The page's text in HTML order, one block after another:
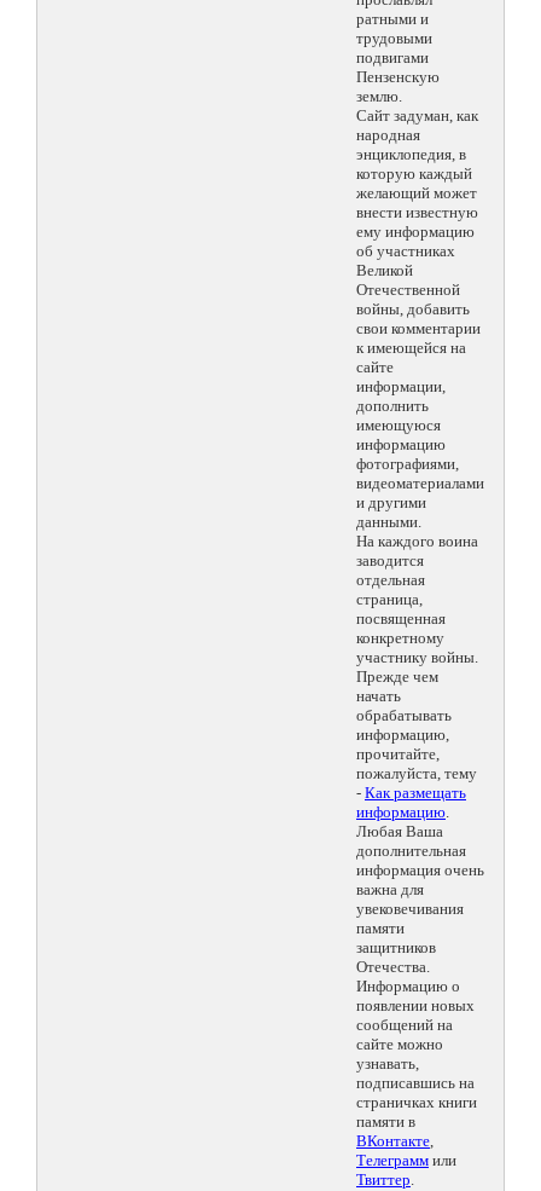
ратными и
трудовыми
подвигами
Пензенскую
землю.
Сайт задуман, как
народная
энциклопедия, в
которую каждый
желающий может
внести известную
ему информацию
об участниках
Великой
Отечественной
войны, добавить
свои комментарии
к имеющейся на
сайте
информации,
дополнить
имеющуюся
информацию
фотографиями,
видеоматериалами
и другими
данными.
На каждого воина
заводится
отдельная
страница,
посвященная
конкретному
участнику войны.
Прежде чем
начать
обрабатывать
информацию,
прочитайте,
пожалуйста, тему
- Как размещать
информацию.
Любая Ваша
дополнительная
информация очень
важна для
увековечивания
памяти
защитников
Отечества.
Информацию о
появлении новых
сообщений на
сайте можно
узнавать,
подписавшись на
страничках книги
памяти в
ВКонтакте,
Телеграмм или
Твиттер.